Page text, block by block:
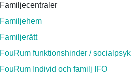
Familjecentraler
Familjehem
Familjerätt
FouRum funktionshinder /
FouRum Individ och familj IFO